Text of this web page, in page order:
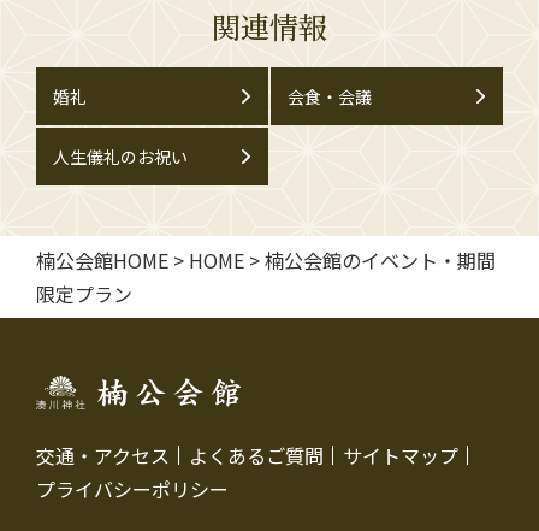
関連情報
婚礼 会食・会議
人生儀礼のお祝い
楠公会館HOME > HOME >楠公会館のイベント・期間
限定プラン
交通・アクセス よくあるご質問
サイトマップ
プライバシーポリシー